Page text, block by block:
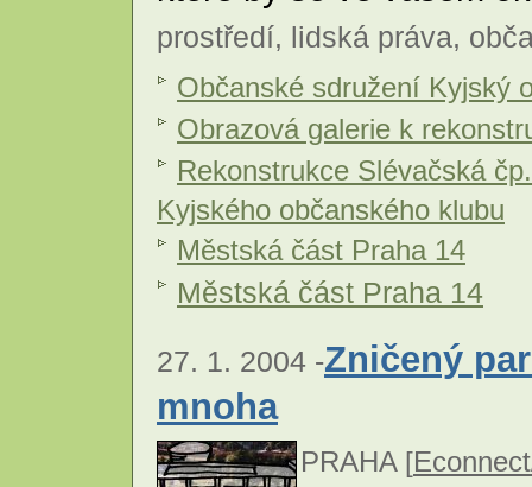
prostředí, lidská práva,
Občanské sdružení Kyjský
Obrazová galerie k
Rekonstrukce Slévačská
Kyjského občanského klubu
Městská část Praha 14
Městská část Praha 14
27. 1. 2004 -Zničený
mnoha
PRAHA [